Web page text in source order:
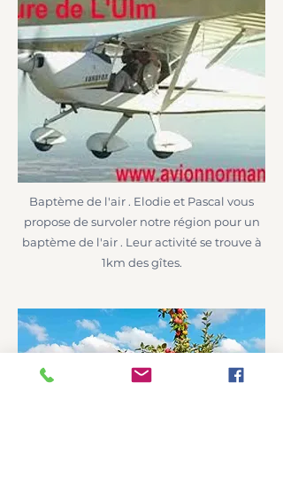
Baptème de l'air . Elodie et Pascal vous
propose de survoler notre région pour un
baptème de l'air . Leur activité se trouve à
1km des gîtes.